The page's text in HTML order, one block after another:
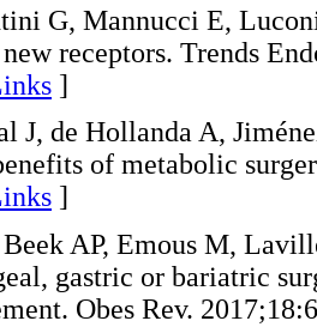
G, Mannucci E,
receptors. Trends
]
J, de Hollanda A,
of metabolic
]
AP, Emous M,
gastric or bariatric
Obes Rev.